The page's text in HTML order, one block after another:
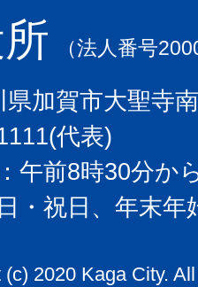
（法人番号
加賀市大聖寺
代表)
午前8時30分か
・祝日、年末
(c) 2020 Kaga City.